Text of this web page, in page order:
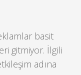
basit
gitmiyor. İlgili
adına